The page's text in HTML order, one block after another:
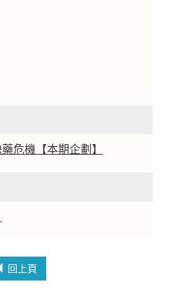
危機【本期企劃】
回上頁